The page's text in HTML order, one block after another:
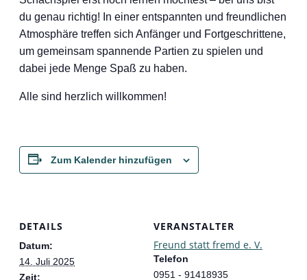
du genau richtig! In einer entspannten und freundlichen
Atmosphäre treffen sich Anfänger und Fortgeschrittene,
um gemeinsam spannende Partien zu spielen und
dabei jede Menge Spaß zu haben.
Alle sind herzlich willkommen!
Zum Kalender hinzufügen
DETAILS
Datum:
14. Juli 2025
Zeit:
VERANSTALTER
Freund statt fremd e. V.
Telefon
0951 - 91418935